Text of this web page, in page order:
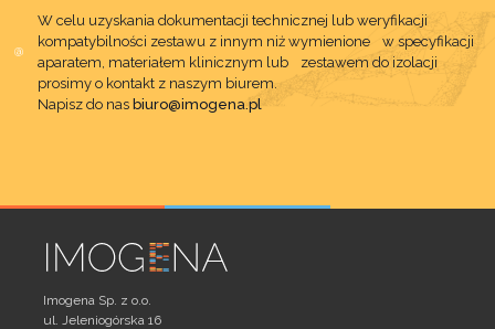
W celu uzyskania dokumentacji technicznej lub weryfikacji
kompatybilności zestawu z innym niż wymienione w specyfikacji
aparatem, materiałem klinicznym lub zestawem do izolacji
prosimy o kontakt z naszym biurem.
Napisz do nas biuro@imogena.pl
Imogena Sp. z o.o.
ul. Jeleniogórska 16